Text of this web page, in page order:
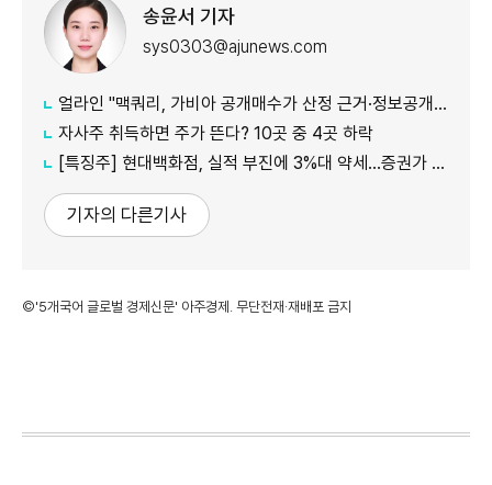
송윤서 기자
sys0303@ajunews.com
얼라인 "맥쿼리, 가비아 공개매수가 산정 근거·정보공개 더 밝혀야"
자사주 취득하면 주가 뜬다? 10곳 중 4곳 하락
[특징주] 현대백화점, 실적 부진에 3%대 약세…증권가 목표가 줄하향
기자의 다른기사
©'5개국어 글로벌 경제신문' 아주경제. 무단전재·재배포 금지